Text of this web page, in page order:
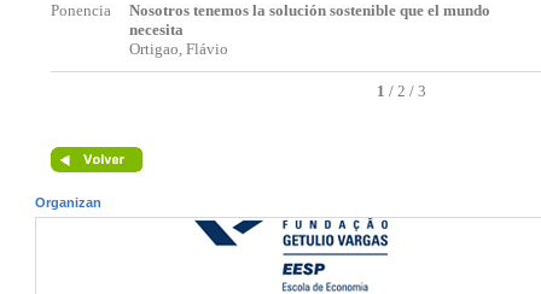
Ponencia
Nosotros tenemos la solución sostenible que el mundo
necesita
Ortigao, Flávio
1 / 2 / 3
Organizan